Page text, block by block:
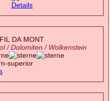
Details
DA MONT
/ Dolomiten / Wolkenstein